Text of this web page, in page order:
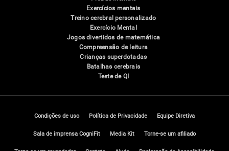
Exercícios mentais
Treino cerebral personalizado
Exercício Mental
Jogos divertidos de matemática
Compreensão de leitura
Crianças superdotadas
Batalhas cerebrais
Teste de QI
Condições de uso Política de Privacidade Equipe Diretiva
Sala de imprensa CogniFit Media Kit Torne-se um afiliado